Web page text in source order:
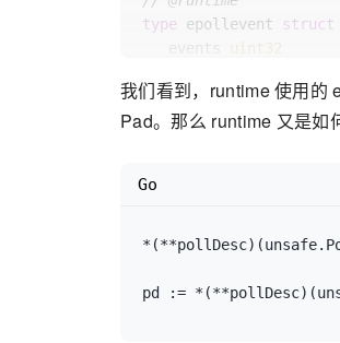
type epollevent struct
uint32
我们看到，runtime 使用的
Pad。那么 runtime 又是如
Go